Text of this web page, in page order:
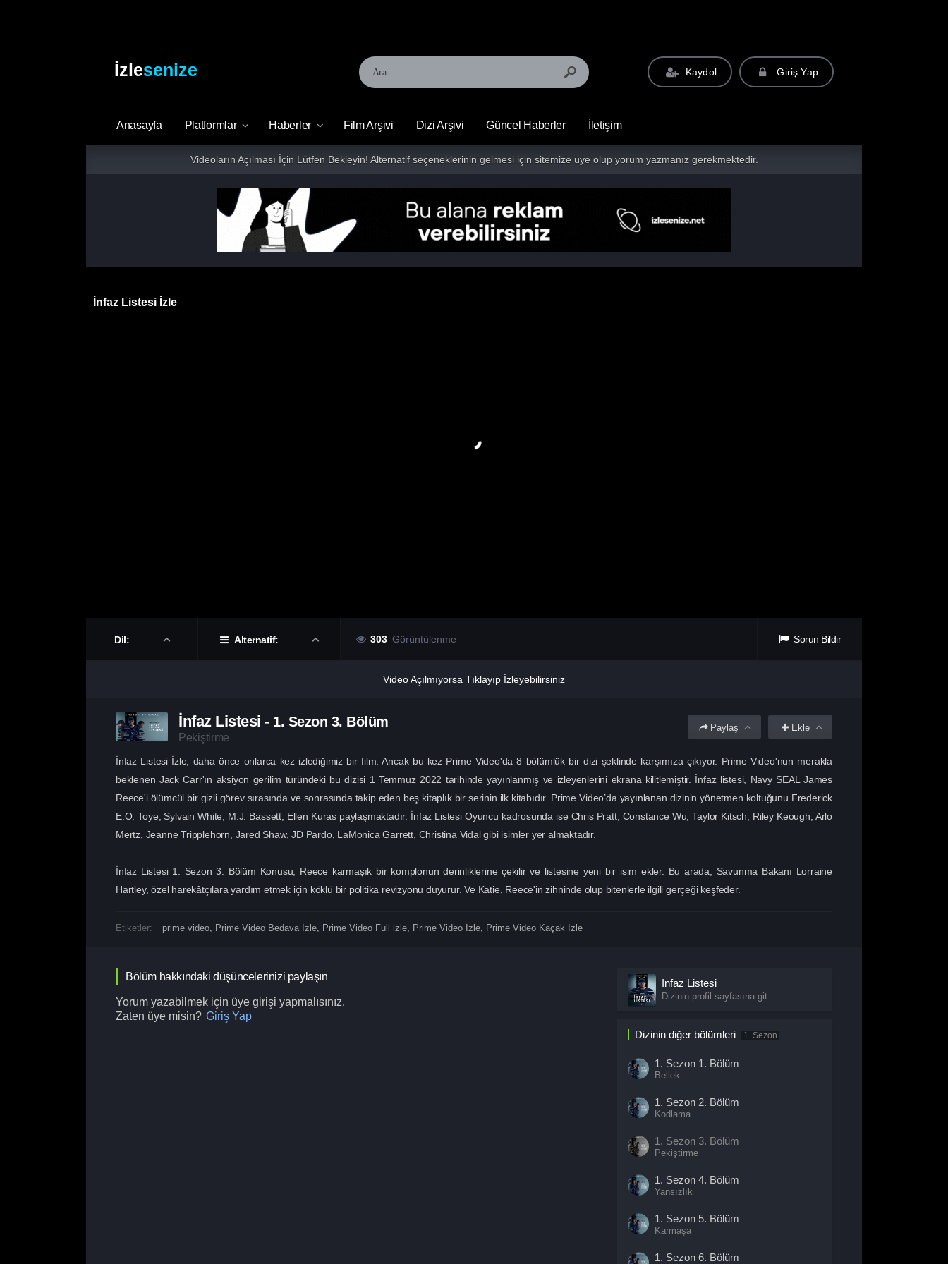
İzlesenize Kaydol Giriş Yap
Anasayfa Platformlar Haberler Film Arşivi Dizi Arşivi Güncel Haberler İletişim
Videoların Açılması İçin Lütfen Bekleyin! Alternatif seçeneklerinin gelmesi için sitemize üye olup yorum yazmanız gerekmektedir.
İnfaz Listesi İzle
Dil: Alternatif: 303 Görüntülenme Sorun Bildir
Video Açılmıyorsa Tıklayıp İzleyebilirsiniz
İnfaz Listesi - 1. Sezon 3. Bölüm
Pekiştirme
Ekle
Paylaş
İnfaz Listesi İzle, daha önce onlarca kez izlediğimiz bir film. Ancak bu kez Prime Video'da 8 bölümlük bir dizi şeklinde karşımıza çıkıyor. Prime Video'nun merakla
beklenen Jack Carr'ın aksiyon gerilim türündeki bu dizisi 1 Temmuz 2022 tarihinde yayınlanmış ve izleyenlerini ekrana kilitlemiştir. İnfaz listesi, Navy SEAL James
Reece'i ölümcül bir gizli görev sırasında ve sonrasında takip eden beş kitaplık bir serinin ilk kitabıdır. Prime Video’da yayınlanan dizinin yönetmen koltuğunu Frederick
E.O. Toye, Sylvain White, M.J. Bassett, Ellen Kuras paylaşmaktadır. İnfaz Listesi Oyuncu kadrosunda ise Chris Pratt, Constance Wu, Taylor Kitsch, Riley Keough, Arlo
Mertz, Jeanne Tripplehorn, Jared Shaw, JD Pardo, LaMonica Garrett, Christina Vidal gibi isimler yer almaktadır.
İnfaz Listesi 1. Sezon 3. Bölüm Konusu, Reece karmaşık bir komplonun derinliklerine çekilir ve listesine yeni bir isim ekler. Bu arada, Savunma Bakanı Lorraine
Hartley, özel harekâtçılara yardım etmek için köklü bir politika revizyonu duyurur. Ve Katie, Reece'in zihninde olup bitenlerle ilgili gerçeği keşfeder.
Etiketler: prime video Prime Video Bedava İzle Prime Video Full izle Prime Video İzle Prime Video Kaçak İzle
Bölüm hakkındaki düşüncelerinizi paylaşın
Yorum yazabilmek için üye girişi yapmalısınız.
Zaten üye misin? Giriş Yap
İnfaz Listesi
Dizinin profil sayfasına git
Dizinin diğer bölümleri 1. Sezon
1. Sezon 1. Bölüm
Bellek
1. Sezon 2. Bölüm
Kodlama
1. Sezon 3. Bölüm
Pekiştirme
1. Sezon 4. Bölüm
Yansızlık
1. Sezon 5. Bölüm
Karmaşa
1. Sezon 6. Bölüm